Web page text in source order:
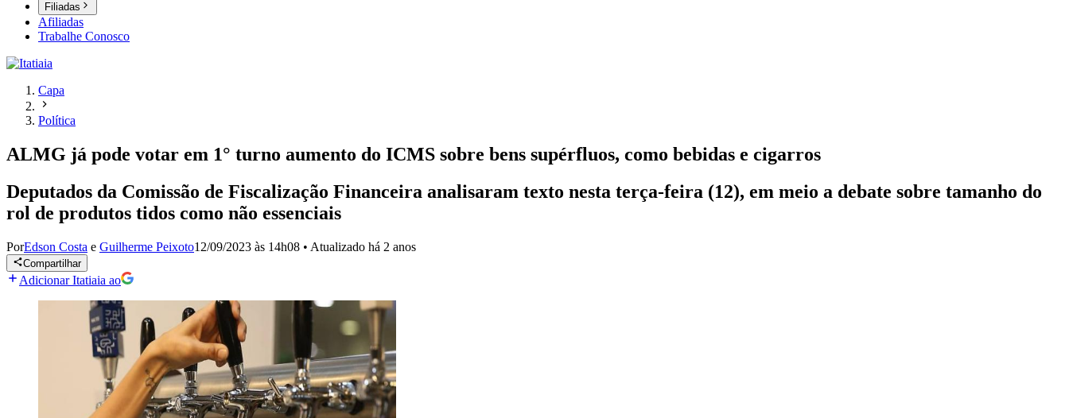
Filiadas
Afiliadas
Trabalhe Conosco
Capa
Política
ALMG já pode votar em 1° turno aumento do ICMS sobre bens supérfluos, como bebidas e cigarros
Deputados da Comissão de Fiscalização Financeira analisaram texto nesta terça-feira (12), em meio a debate sobre tamanho do
rol de produtos tidos como não essenciais
PorEdson Costa e Guilherme Peixoto12/09/2023 às 14h08 • Atualizado há 2 anos
Compartilhar
Adicionar Itatiaia ao